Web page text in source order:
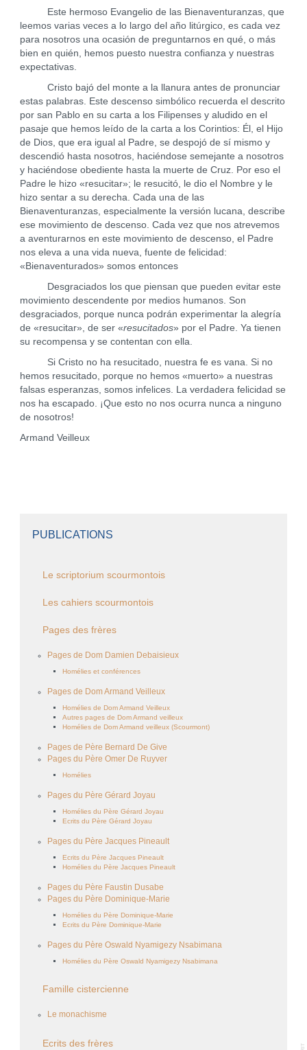
Este hermoso Evangelio de las Bienaventuranzas, que
leemos varias veces a lo largo del año litúrgico, es cada vez
para nosotros una ocasión de preguntarnos en qué, o más
bien en quién, hemos puesto nuestra confianza y nuestras
expectativas.
Cristo bajó del monte a la llanura antes de pronunciar
estas palabras. Este descenso simbólico recuerda el descrito
por san Pablo en su carta a los Filipenses y aludido en el
pasaje que hemos leído de la carta a los Corintios: Él, el Hijo
de Dios, que era igual al Padre, se despojó de sí mismo y
descendió hasta nosotros, haciéndose semejante a nosotros
y haciéndose obediente hasta la muerte de Cruz. Por eso el
Padre le hizo «resucitar»; le resucitó, le dio el Nombre y le
hizo sentar a su derecha. Cada una de las
Bienaventuranzas, especialmente la versión lucana, describe
ese movimiento de descenso. Cada vez que nos atrevemos
a aventurarnos en este movimiento de descenso, el Padre
nos eleva a una vida nueva, fuente de felicidad:
«Bienaventurados» somos entonces
Desgraciados los que piensan que pueden evitar este
movimiento descendente por medios humanos. Son
desgraciados, porque nunca podrán experimentar la alegría
de «resucitar», de ser «resucitados» por el Padre. Ya tienen
su recompensa y se contentan con ella.
Si Cristo no ha resucitado, nuestra fe es vana. Si no
hemos resucitado, porque no hemos «muerto» a nuestras
falsas esperanzas, somos infelices. La verdadera felicidad se
nos ha escapado. ¡Que esto no nos ocurra nunca a ninguno
de nosotros!
Armand Veilleux
PUBLICATIONS
Le scriptorium scourmontois
Les cahiers scourmontois
Pages des frères
Pages de Dom Damien Debaisieux
Homélies et conférences
Pages de Dom Armand Veilleux
Homélies de Dom Armand Veilleux
Autres pages de Dom Armand veilleux
Homélies de Dom Armand veilleux (Scourmont)
Pages de Père Bernard De Give
Pages du Père Omer De Ruyver
Homélies
Pages du Père Gérard Joyau
Homélies du Père Gérard Joyau
Ecrits du Père Gérard Joyau
Pages du Père Jacques Pineault
Ecrits du Père Jacques Pineault
Homélies du Père Jacques Pineault
Pages du Père Faustin Dusabe
Pages du Père Dominique-Marie
Homélies du Père Dominique-Marie
Ecrits du Père Dominique-Marie
Pages du Père Oswald Nyamigezy Nsabimana
Homélies du Père Oswald Nyamigezy Nsabimana
Famille cistercienne
Le monachisme
Ecrits des frères